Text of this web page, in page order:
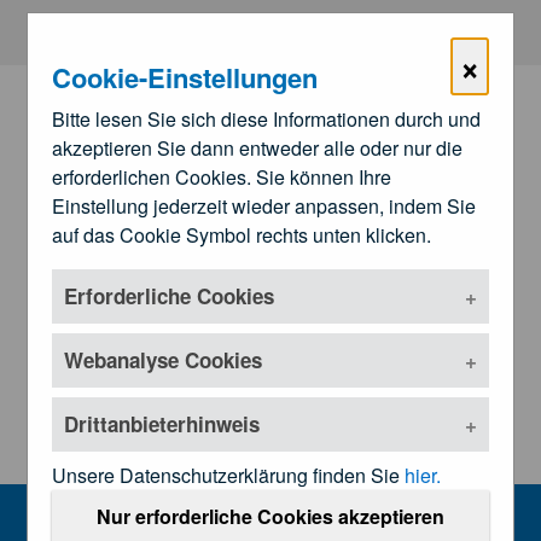
×
Cookie-Einstellungen
Bitte lesen Sie sich diese Informationen durch und
akzeptieren Sie dann entweder alle oder nur die
erforderlichen Cookies. Sie können Ihre
Einstellung jederzeit wieder anpassen, indem Sie
auf das Cookie Symbol rechts unten klicken.
Erforderliche Cookies
Webanalyse Cookies
Drittanbieterhinweis
Unsere Datenschutzerklärung finden Sie hier.
Nur erforderliche Cookies akzeptieren
Zum Hauptinhalt springen
Zu den
Landesärztekammern
Kundmachungen und
MENU